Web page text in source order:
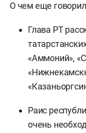
О чем еще
Глава РТ
«Аммоний»,
Раис
очень